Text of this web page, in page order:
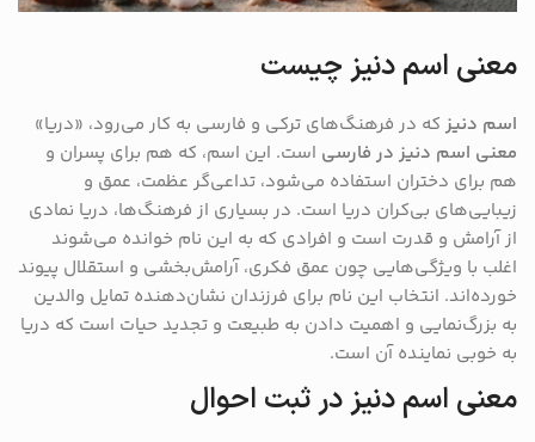
معنی اسم دنیز چیست
اسم دنیز که در فرهنگ‌های ترکی و فارسی به کار می‌رود، «دریا»
معنی اسم دنیز در فارسی است. این اسم، که هم برای پسران و
هم برای دختران استفاده می‌شود، تداعی‌گر عظمت، عمق و
زیبایی‌های بی‌کران دریا است. در بسیاری از فرهنگ‌ها، دریا نمادی
از آرامش و قدرت است و افرادی که به این نام خوانده می‌شوند
اغلب با ویژگی‌هایی چون عمق فکری، آرامش‌بخشی و استقلال پیوند
خورده‌اند. انتخاب این نام برای فرزندان نشان‌دهنده تمایل والدین
به بزرگ‌نمایی و اهمیت دادن به طبیعت و تجدید حیات است که دریا
به خوبی نماینده آن است.
معنی اسم دنیز در ثبت احوال